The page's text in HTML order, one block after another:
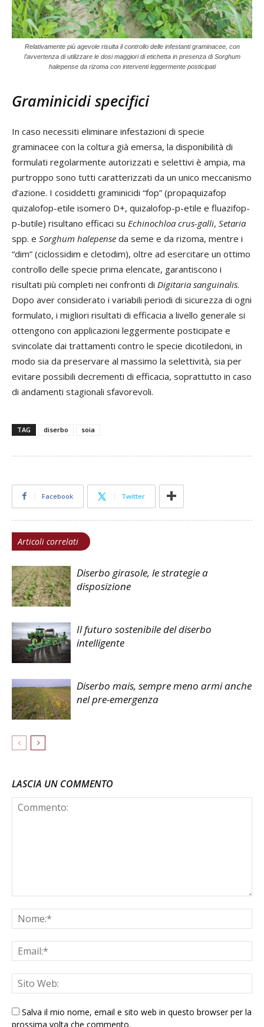
Relativamente più agevole risulta il controllo delle infestanti graminacee, con
l’avvertenza di utilizzare le dosi maggiori di etichetta in presenza di Sorghum
halepense da rizoma con interventi leggermente posticipati
Graminicidi specifici
In caso necessiti eliminare infestazioni di specie
graminacee con la coltura già emersa, la disponibilità di
formulati regolarmente autorizzati e selettivi è ampia, ma
purtroppo sono tutti caratterizzati da un unico meccanismo
d’azione. I cosiddetti graminicidi “fop” (propaquizafop
quizalofop-etile isomero D+, quizalofop-p-etile e fluazifop-
p-butile) risultano efficaci su Echinochloa crus-galli, Setaria
spp. e Sorghum halepense da seme e da rizoma, mentre i
“dim” (ciclossidim e cletodim), oltre ad esercitare un ottimo
controllo delle specie prima elencate, garantiscono i
risultati più completi nei confronti di Digitaria sanguinalis.
Dopo aver considerato i variabili periodi di sicurezza di ogni
formulato, i migliori risultati di efficacia a livello generale si
ottengono con applicazioni leggermente posticipate e
svincolate dai trattamenti contro le specie dicotiledoni, in
modo sia da preservare al massimo la selettività, sia per
evitare possibili decrementi di efficacia, soprattutto in caso
di andamenti stagionali sfavorevoli.
TAG diserbo soia
Facebook Twitter
Articoli correlati
Diserbo girasole, le strategie a
disposizione
Il futuro sostenibile del diserbo
intelligente
Diserbo mais, sempre meno armi anche
nel pre-emergenza
LASCIA UN COMMENTO
Salva il mio nome, email e sito web in questo browser per la
prossima volta che commento.